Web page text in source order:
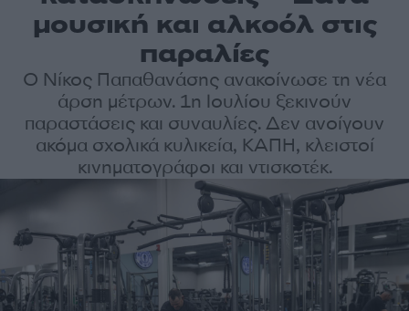
μουσική και αλκοόλ στις
παραλίες
Ο Νίκος Παπαθανάσης ανακοίνωσε τη νέα
άρση μέτρων. 1η Ιουλίου ξεκινούν
παραστάσεις και συναυλίες. Δεν ανοίγουν
ακόμα σχολικά κυλικεία, ΚΑΠΗ, κλειστοί
κινηματογράφοι και ντισκοτέκ.